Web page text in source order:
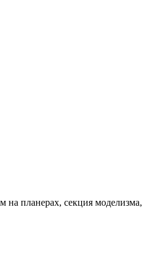
на планерах, секция моделизма,